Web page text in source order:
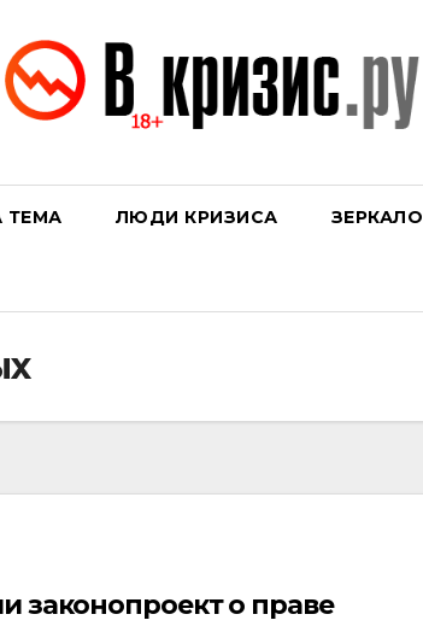
ТЕМА ЛЮДИ КРИЗИСА ЗЕРКАЛО
законопроект о праве